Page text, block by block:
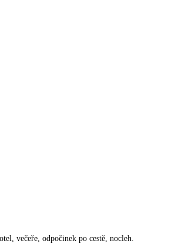
večeře, odpočinek po cestě, nocleh.